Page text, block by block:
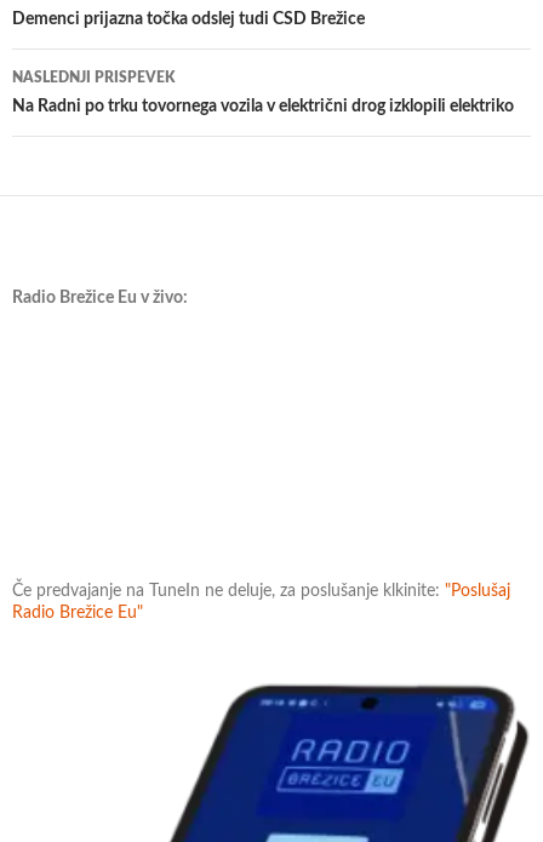
po
prispevkih
Demenci prijazna točka odslej tudi CSD Brežice
NASLEDNJI PRISPEVEK
Na Radni po trku tovornega vozila v električni drog izklopili elektriko
Radio Brežice Eu v živo:
Če predvajanje na TuneIn ne deluje, za poslušanje klkinite: "Poslušaj
Radio Brežice Eu"